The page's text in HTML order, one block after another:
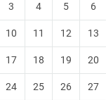
3 4 5 6
10 11 12 13
17 18 19 20
24 25 26 27
powidz